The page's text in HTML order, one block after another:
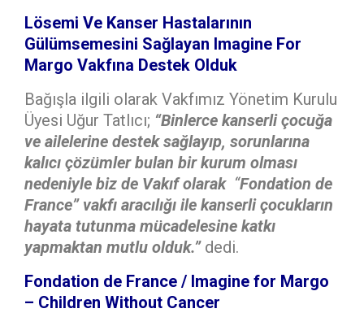
Lösemi Ve Kanser Hastalarının
Gülümsemesini Sağlayan Imagine For
Margo Vakfına Destek Olduk
Bağışla ilgili olarak Vakfımız Yönetim Kurulu
Üyesi Uğur Tatlıcı; “Binlerce kanserli çocuğa
ve ailelerine destek sağlayıp, sorunlarına
kalıcı çözümler bulan bir kurum olması
nedeniyle biz de Vakıf olarak “Fondation de
France” vakfı aracılığı ile kanserli çocukların
hayata tutunma mücadelesine katkı
yapmaktan mutlu olduk.”dedi.
Fondation de France / Imagine for Margo
– Children Without Cancer